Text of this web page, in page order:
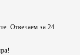
Отвечаем за 24